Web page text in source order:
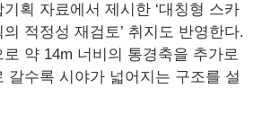
획 자료에서 제시한 ‘대칭형 스카
적정성 재검토’ 취지도 반영한다.
약 14m 너비의 통경축을 추가로
갈수록 시야가 넓어지는 구조를 설